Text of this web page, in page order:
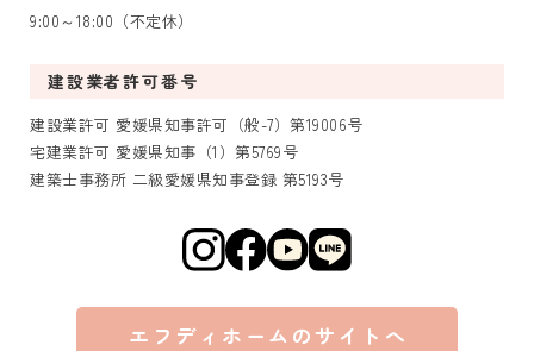
9:00～18:00（不定休）
建設業者許可番号
建設業許可 愛媛県知事許可（般-7）第19006号
宅建業許可 愛媛県知事（1）第5769号
建築士事務所 二級愛媛県知事登録 第5193号
エフディホームのサイトへ